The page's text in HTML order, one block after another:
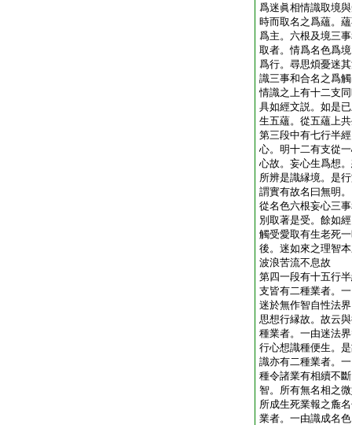
爲迷眞相情識取境
時而取名之爲蘊。
爲主。六根及境三
取者。情爲名色爲
爲行。尋思煩憂迷
識三事和合名之爲
情識之上有十二支
具如經文説。如是
生五蘊。從五蘊上
第三段中有七行半
心。明十二有支從
心故。妄心生爲想
所辨是識縁境。是
謂實有故名曰無明
從名色六根妄心三
別取著是受。餘如
觸受愛取有生老死
後。迷如來之理智
波浪苦流不息故
第四一段有十五行
支皆有二種業者。
迷於無作智自性法
思想行縁故。故云
種業者。一由迷法
行心想識種便生。
識亦有二種業者。
種令諸業有相續不
智。所有無名相之
所成生死業報之麁
業者。一由識成名